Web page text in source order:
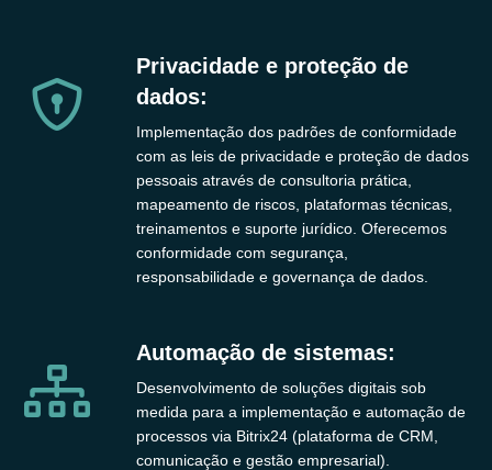
Privacidade e proteção de
dados:
Implementação dos padrões de conformidade
com as leis de privacidade e proteção de dados
pessoais através de consultoria prática,
mapeamento de riscos, plataformas técnicas,
treinamentos e suporte jurídico. Oferecemos
conformidade com segurança,
responsabilidade e governança de dados.
Automação de sistemas:
Desenvolvimento de soluções digitais sob
medida para a implementação e automação de
processos via Bitrix24 (plataforma de CRM,
comunicação e gestão empresarial).